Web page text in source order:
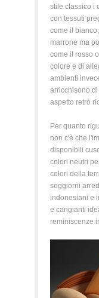
stile classico i
con tessuti
come il
marrone ma
come il rosso
colore e di
ambienti
arricchisono
aspetto retrò
Per quanto
non c'è che
disponibili
colori neutri
colori della
soggiorni
indonesiani e
e cangianti
reminiscenze